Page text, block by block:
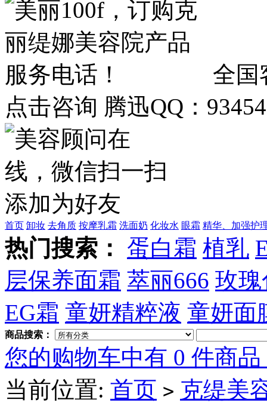
全国
点击咨询 腾迅QQ：
首页 卸妆 去角质 按摩乳霜 洗面奶 化妆水 眼霜 精华、加强护
热门搜索： 蛋白霜 植乳
层保养面霜 萃丽666 玫
EG霜 童妍精粹液 童妍面
商品搜索：
您的购物车中有 0 件商
当前位置: 首页 > 克缇美